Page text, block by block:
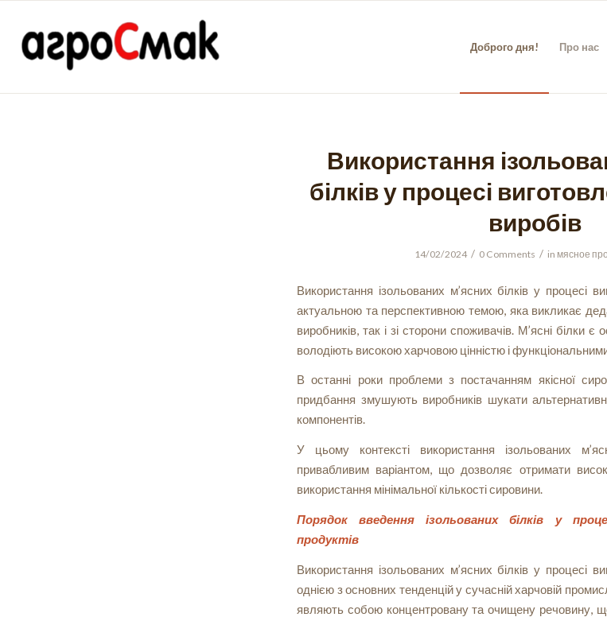
Доброго дня! Про нас
Використання
білків у процесі
виробів
14/02/2024 / 0 Comments / in мясное
Використання ізольованих м’ясних білків у процесі
актуальною та перспективною темою, яка викликає
виробників, так і зі сторони споживачів. М’ясні білки
володіють високою харчовою цінністю і
В останні роки проблеми з постачанням якісної
придбання змушують виробників шукати
компонентів.
У цьому контексті використання ізольованих
привабливим варіантом, що дозволяє отримати
використання мінімальної кількості сировини.
Порядок введення ізольованих білків у
продуктів
Використання ізольованих м’ясних білків у процесі
однією з основних тенденцій у сучасній харчовій
являють собою концентровану та очищену речовину,